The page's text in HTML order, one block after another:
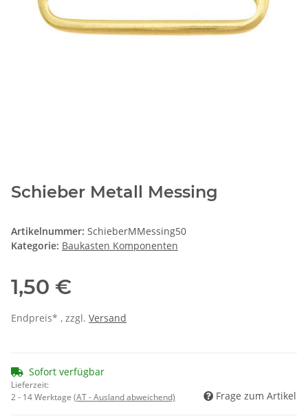
Schieber Metall Messing
Artikelnummer: SchieberMMessing50
Kategorie: Baukasten Komponenten
1,50 €
Endpreis* , zzgl. Versand
Sofort verfügbar
Lieferzeit:
2 - 14 Werktage (AT - Ausland abweichend) Frage zum Artikel